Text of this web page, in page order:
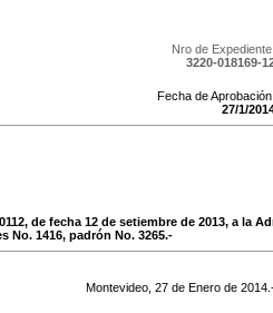
Nro de Expediente:
3220-018169-
Fecha de Aprobación:
27/1/
de fecha 12 de setiembre de 2013, a la
No. 1416, padrón No. 3265.-
Montevideo, 27 de Enero de 2014